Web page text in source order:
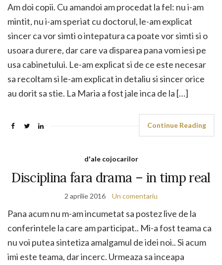
Am doi copii. Cu amandoi am procedat la fel: nu i-am
mintit, nu i-am speriat cu doctorul, le-am explicat
sincer ca vor simti o intepatura ca poate vor simti si o
usoara durere, dar care va disparea pana vom iesi pe
usa cabinetului. Le-am explicat si de ce este necesar
sa recoltam si le-am explicat in detaliu si sincer orice
au dorit sa stie. La Maria a fost jale inca de la […]
Continue Reading
d'ale cojocarilor
Disciplina fara drama – in timp real
2 aprilie 2016 Un comentariu
Pana acum nu m-am incumetat sa postez live de la
conferintele la care am participat.. Mi-a fost teama ca
nu voi putea sintetiza amalgamul de idei noi.. Si acum
imi este teama, dar incerc. Urmeaza sa inceapa